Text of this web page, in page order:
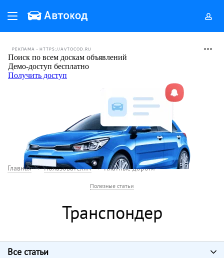
РЕКЛАМА • HTTPS://AVTOCOD.RU
Главная Пользователям Платные дороги
Полезные статьи
Транспондер
Все статьи